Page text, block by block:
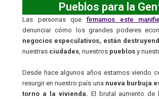
Pueblos para la
Las personas que firmamos este
denunciar cómo los grandes poderes
negocios especulativos, están
nuestras ciudades , nuestros pueblos y
Desde hace algunos años estamos viendo
resurgir en nuestro país una nueva burbuja
torno a la vivienda. El brutal aumento de